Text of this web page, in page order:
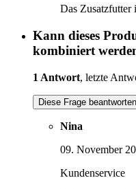
Das Zusatzfutter
Kann dieses
kombiniert
1 Antwort, letzte
Diese Frage beantworten
Nina
09. November
Kundenservice